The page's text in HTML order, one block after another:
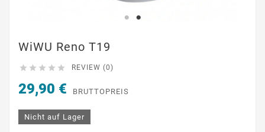
WiWU Reno T19
     REVIEW (0)
29,90 € BRUTTOPREIS
Nicht auf Lager